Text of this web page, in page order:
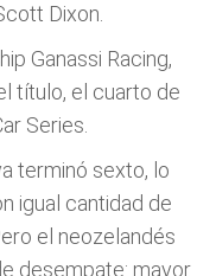
Dixon.
Ganassi Racing,
título, el cuarto de
Series.
terminó sexto, lo
igual cantidad de
el neozelandés
desempate: mayor